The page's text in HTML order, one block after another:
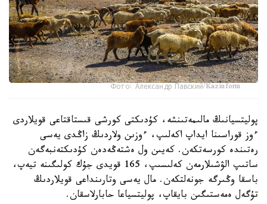
Фото: Александр Павский/Kazinform
پوليتسيانىڭ مالىمەتىنشە، كۇدىكتى كورشى قىستاقتاعى قويلاردى
ءوز قوراسىنا ايداپ اكەلىپ، ءوزىن ولاردىڭ زاڭدى يەسى
رەتىندە كورسەتكەن. كەيىن ول ەشتەڭەدەن كۇدىكتەنبەگەن
ساتىپ الۋشىلارمەن كەلىسىپ، 165 قويدى جۇك كولىگىنە تيەپ،
باسقا وڭىرگە جونەلتكەن. مال يەسى وتارىنداعى قويلاردىڭ
تۇگەل ەمەستىگىن بايقاپ، پوليتسياعا حابارلاسقان.